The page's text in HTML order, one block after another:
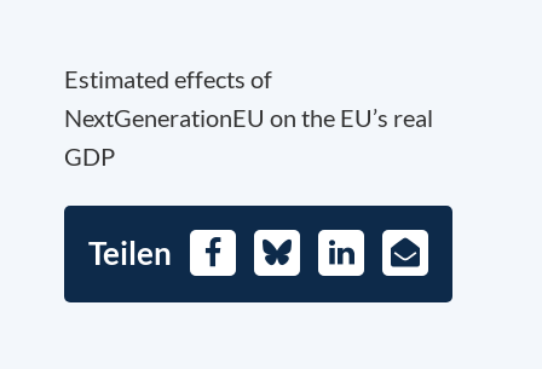
Estimated effects of
NextGenerationEU on the EU’s real
GDP
Teilen FacebookBlueskyLinkedIn
E-
Mail